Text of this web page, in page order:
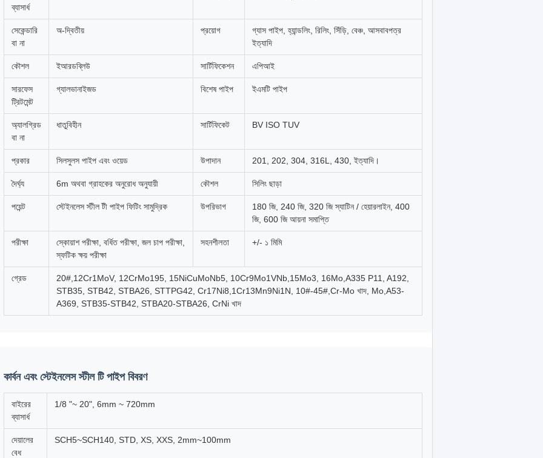
ব্যাসার্ধ
সেকেন্ডারি
বা না
অ-দ্বিতীয় প্রয়োগ
গ্যাস পাইপ, হ্যান্ডলিং, রিলিং, সিঁড়ি, বেঞ্চ, আসবাবপত্র
ইত্যাদি
কৌশল ইআরডব্লিউ সার্টিফিকেশন এপিআই
সারফেস
ট্রিটমেন্ট
গ্যালভানাইজড বিশেষ পাইপ ইএমটি পাইপ
অ্যালগ্রিড
বা না
ধাতুবিহীন সার্টিফিকেট BV ISO TUV
প্রকার সিলসুলস পাইপ এবং ওয়েড উপাদান 201, 202, 304, 316L, 430, ইত্যাদি।
দৈর্ঘ্য 6m অথবা গ্রাহকের অনুরোধ অনুযায়ী কৌশল সিলিং ছাড়া
পয়েন্ট স্টেইনলেস স্টীল টী পাইপ ফিটিং সামুদ্রিক উপরিভাগ
180 জি, 240 জি, 320 জি স্যাটিন / হেয়ারলাইন, 400
জি, 600 জি আয়না সমাপ্তি
পরীক্ষা
স্কোয়াশ পরীক্ষা, বর্ধিত পরীক্ষা, জল চাপ পরীক্ষা,
স্ফটিক ক্ষয় পরীক্ষা
সহনশীলতা +/- ১ মিমি
গ্রেড
20#,12Cr1MoV, 12CrMo195, 15NiCuMoNb5, 10Cr9Mo1VNb,15Mo3, 16Mo,A335 P11, A192,
STB35, STB42, STBA26, STTPG42, Cr17Ni8,1Cr13Mn9Ni1N, 10#-45#,Cr-Mo খাদ, Mo,A53-
A369, STB35-STB42, STBA20-STBA26, CrNi খাদ
কার্বন এবং স্টেইনলেস স্টীল টি পাইপ বিবরণ
বাইরের
ব্যাসার্ধ
1/8 "~ 20", 6mm ~ 720mm
দেয়ালের
বেধ
SCH5~SCH140, STD, XS, XXS, 2mm~100mm